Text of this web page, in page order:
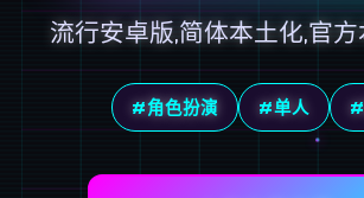
流行安卓版,简体本土化,官
#角色扮演 #单人